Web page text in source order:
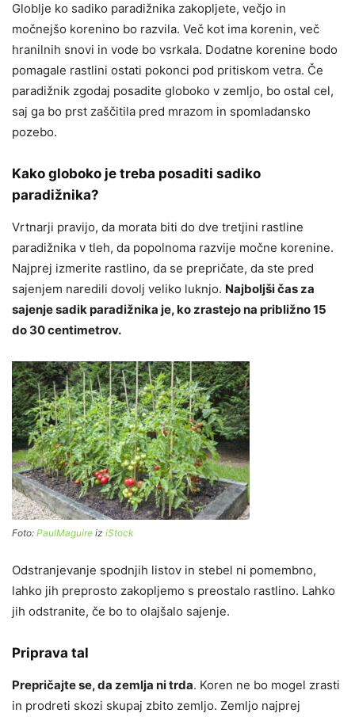
Globlje ko sadiko paradižnika zakopljete, večjo in
močnejšo korenino bo razvila. Več kot ima korenin, več
hranilnih snovi in ​​vode bo vsrkala. Dodatne korenine bodo
pomagale rastlini ostati pokonci pod pritiskom vetra. Če
paradižnik zgodaj posadite globoko v zemljo, bo ostal cel,
saj ga bo prst zaščitila pred mrazom in spomladansko
pozebo.
Kako globoko je treba posaditi sadiko
paradižnika?
Vrtnarji pravijo, da morata biti do dve tretjini rastline
paradižnika v tleh, da popolnoma razvije močne korenine.
Najprej izmerite rastlino, da se prepričate, da ste pred
sajenjem naredili dovolj veliko luknjo. Najboljši čas za
sajenje sadik paradižnika je, ko zrastejo na približno 15
do 30 centimetrov.
Foto: PaulMaguire iz iStock
Odstranjevanje spodnjih listov in stebel ni pomembno,
lahko jih preprosto zakopljemo s preostalo rastlino. Lahko
jih odstranite, če bo to olajšalo sajenje.
Priprava tal
Prepričajte se, da zemlja ni trda. Koren ne bo mogel zrasti
in prodreti skozi skupaj zbito zemljo. Zemljo najprej